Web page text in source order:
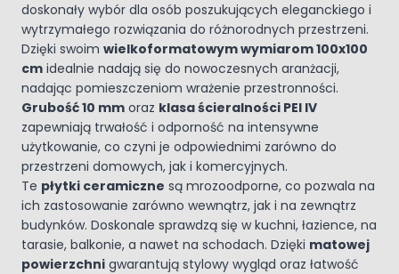
doskonały wybór dla osób poszukujących eleganckiego i
wytrzymałego rozwiązania do różnorodnych przestrzeni.
Dzięki swoim wielkoformatowym wymiarom 100x100
cm idealnie nadają się do nowoczesnych aranżacji,
nadając pomieszczeniom wrażenie przestronności.
Grubość 10 mm oraz klasa ścieralności PEI IV
zapewniają trwałość i odporność na intensywne
użytkowanie, co czyni je odpowiednimi zarówno do
przestrzeni domowych, jak i komercyjnych.
Te płytki ceramiczne są mrozoodporne, co pozwala na
ich zastosowanie zarówno wewnątrz, jak i na zewnątrz
budynków. Doskonale sprawdzą się w kuchni, łazience, na
tarasie, balkonie, a nawet na schodach. Dzięki matowej
powierzchni gwarantują stylowy wygląd oraz łatwość